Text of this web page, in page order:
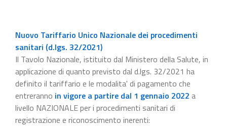
Nuovo Tariffario Unico Nazionale dei procedimenti
sanitari (d.lgs. 32/2021)
Il Tavolo Nazionale, istituito dal Ministero della Salute, in
applicazione di quanto previsto dal d.lgs. 32/2021 ha
definito il tariffario e le modalita' di pagamento che
entreranno in vigore a partire dal 1 gennaio 2022 a
livello NAZIONALE per i procedimenti sanitari di
registrazione e riconoscimento inerenti: